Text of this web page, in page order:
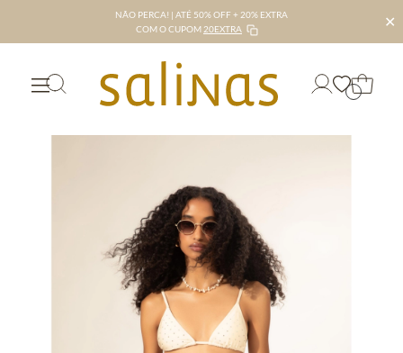
NÃO PERCA! | ATÉ 50% OFF + 20% EXTRA
COM O CUPOM 20EXTRA ✕